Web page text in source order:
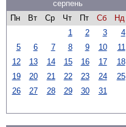
серпень
Пн
Вт Ср Чт Пт Сб
Нд
1
2 3
4
5
6 7 8 9 10
11
12
13 14 15 16 17
18
19
20 21 22 23 24
25
26
27 28 29 30 31